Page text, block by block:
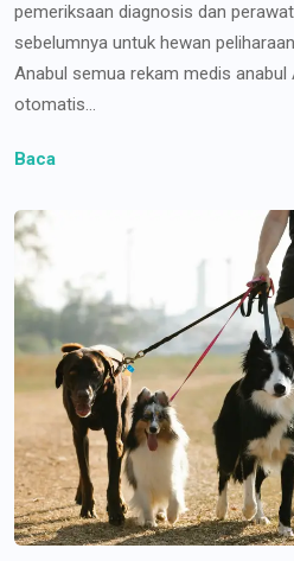
pemeriksaan diagnosis dan
sebelumnya untuk hewan
Anabul semua rekam medis
otomatis...
Baca